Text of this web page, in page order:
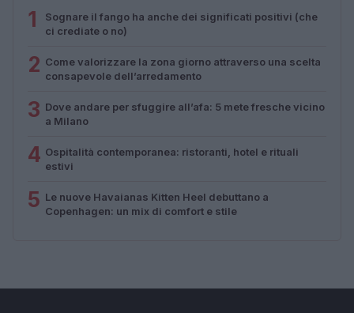
1
Sognare il fango ha anche dei significati positivi (che
ci crediate o no)
2 Come valorizzare la zona giorno attraverso una scelta
consapevole dell’arredamento
3 Dove andare per sfuggire all’afa: 5 mete fresche vicino
a Milano
4 Ospitalità contemporanea: ristoranti, hotel e rituali
estivi
5 Le nuove Havaianas Kitten Heel debuttano a
Copenhagen: un mix di comfort e stile